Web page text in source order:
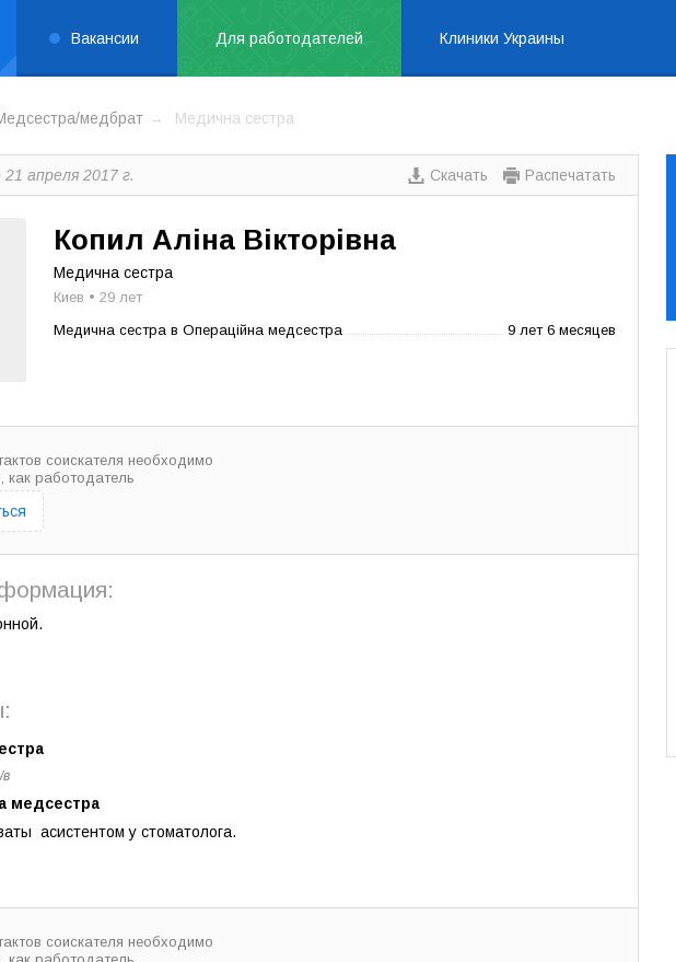
Вакансии Для работодателей Клиники Украины
медбрат Медична сестра
апреля 2017 г. Скачать Распечатать
Копил Аліна Вікторівна
Медична сестра
Киев • 29 лет
Медична сестра в Операційна медсестра
9 лет 6 месяцев
соискателя необходимо
как работодатель
в
медсестра
асистентом у стоматолога.
соискателя необходимо